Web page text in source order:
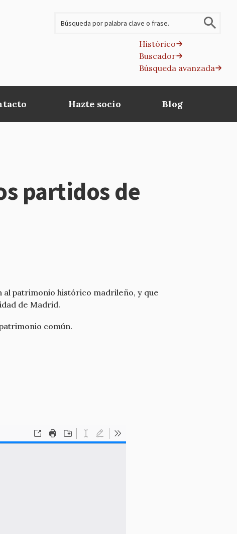
Histórico
Buscador
Búsqueda avanzada
Hazte socio Blog
partidos de
patrimonio histórico madrileño, y que
de Madrid.
común.